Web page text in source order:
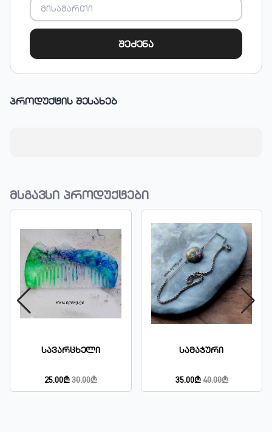
შეძენა
პროდუქტის შესახებ
მსგავსი პროდუქტები
Სავარცხელი
25.00₾ 30.00₾
Სამაჯური
35.00₾ 40.00₾